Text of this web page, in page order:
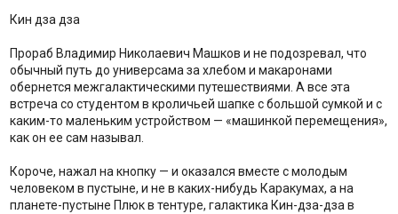
Кин дза дза
Прораб Владимир Николаевич Машков и не подозревал, что
обычный путь до универсама за хлебом и макаронами
обернется межгалактическими путешествиями. А все эта
встреча со студентом в кроличьей шапке с большой сумкой и с
каким-то маленьким устройством — «машинкой перемещения»,
как он ее сам называл.
Короче, нажал на кнопку — и оказался вместе с молодым
человеком в пустыне, и не в каких-нибудь Каракумах, а на
планете-пустыне Плюк в тентуре, галактика Кин-дза-дза в